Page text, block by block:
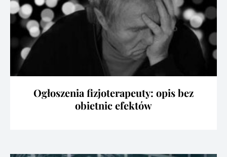
Ogłoszenia fizjoterapeuty: opis bez
obietnic efektów